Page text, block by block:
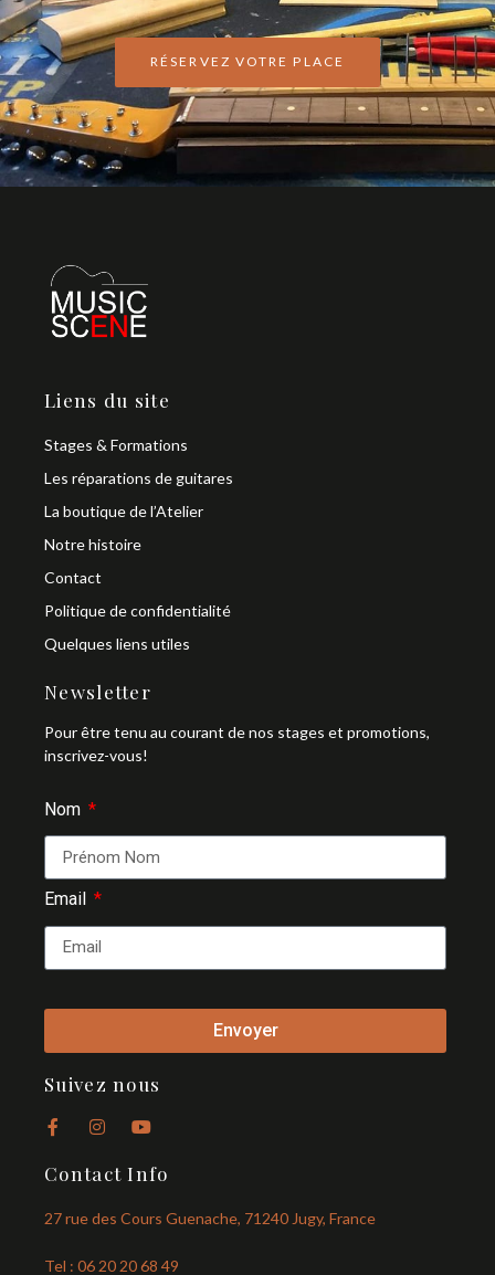
RÉSERVEZ VOTRE PLACE
Liens du site
Stages & Formations
Les réparations de guitares
La boutique de l’Atelier
Notre histoire
Contact
Politique de confidentialité
Quelques liens utiles
Newsletter
Pour être tenu au courant de nos stages et promotions,
inscrivez-vous!
Nom
Email
Envoyer
Suivez nous
Contact Info
27 rue des Cours Guenache, 71240 Jugy, France
Tel : 06 20 20 68 49